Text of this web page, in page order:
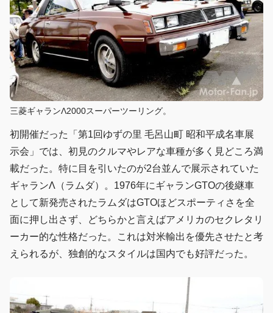
三菱ギャランΛ2000スーパーツーリング。
初開催だった「第1回ゆずの里 毛呂山町 昭和平成名車展
示会」では、初見のクルマやレアな車種が多く見どころ満
載だった。特に目を引いたのが2台並んで展示されていた
ギャランΛ（ラムダ）。1976年にギャランGTOの後継車
として新発売されたラムダはGTOほどスポーティさを全
面に押し出さず、どちらかと言えばアメリカのセクレタリ
ーカー的な性格だった。これは対米輸出を優先させたと考
えられるが、独創的なスタイルは国内でも好評だった。